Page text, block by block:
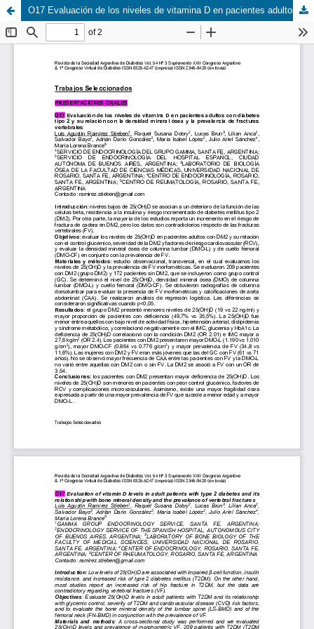
O17 Evaluación de los niveles de vitamina D en pacientes adultos con diabetes tipo 2 y su relación con la densidad mineral ósea y la prevalencia de fracturas vertebrales